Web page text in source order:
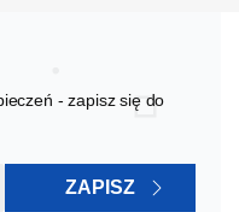
- zapisz się do
ZAPISZ